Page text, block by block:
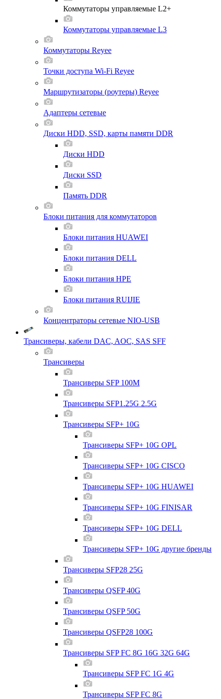
Коммутаторы управляемые L2+
Коммутаторы управляемые L3
Коммутаторы Reyee
Точки доступа Wi-Fi Reyee
Маршрутизаторы (роутеры) Reyee
Адаптеры сетевые
Диски HDD, SSD, карты памяти DDR
Диски HDD
Диски SSD
Память DDR
Блоки питания для коммутаторов
Блоки питания HUAWEI
Блоки питания DELL
Блоки питания HPE
Блоки питания RUIJIE
Концентраторы сетевые NIO-USB
Трансиверы, кабели DAC, AOC, SAS SFF
Трансиверы
Трансиверы SFP 100M
Трансиверы SFP1.25G 2.5G
Трансиверы SFP+ 10G
Трансиверы SFP+ 10G OPL
Трансиверы SFP+ 10G CISCO
Трансиверы SFP+ 10G HUAWEI
Трансиверы SFP+ 10G FINISAR
Трансиверы SFP+ 10G DELL
Трансиверы SFP+ 10G другие бренды
Трансиверы SFP28 25G
Трансиверы QSFP 40G
Трансиверы QSFP 50G
Трансиверы QSFP28 100G
Трансиверы SFP FC 8G 16G 32G 64G
Трансиверы SFP FC 1G 4G
Трансиверы SFP FC 8G